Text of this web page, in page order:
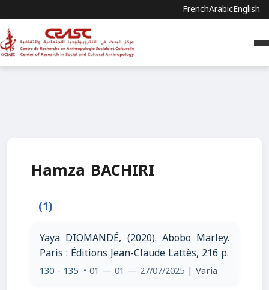
FrenchArabicEnglish
Hamza BACHIRI
(1)
Yaya DIOMANDÉ, (2020). Abobo Marley.
Paris : Éditions Jean-Claude Lattès, 216 p.
130 - 135 • 01 — 01 — 27/07/2025 | Varia